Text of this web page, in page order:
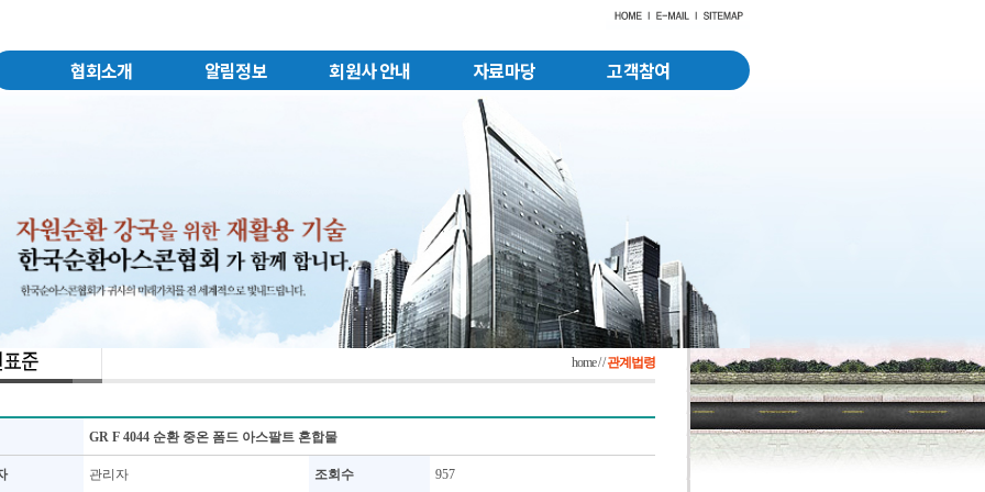
협회소개 알림정보 회원사 안내 자료마당 고객참여
home / /관계법령
GR F 4044 순환 중온 폼드 아스팔트 혼합물
관리자 조회수 957